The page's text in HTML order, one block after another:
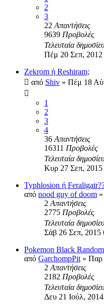
2
3
22 Απαντήσεις
9639 Προβολές
Τελευταία
Πέμ 20 Σεπ, 2012
Zekrom ή Reshiram;
από Shiv » Πέμ 18
1
2
3
4
36 Απαντήσεις
16311 Προβολές
Τελευταία
Κυρ 27 Σεπ, 2015
Typhlosion ή
από nood guy of doom »
2 Απαντήσεις
2775 Προβολές
Τελευταία
Σάβ 26 Σεπ, 2015
Pokemon Black
από GarchompPit » Παρ
2 Απαντήσεις
2182 Προβολές
Τελευταία
Δευ 21 Ιούλ,